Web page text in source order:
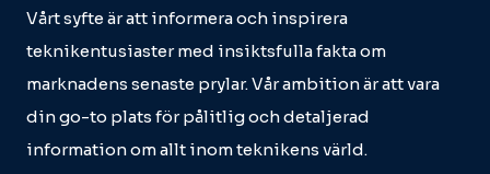
Vårt syfte är att informera och inspirera
teknikentusiaster med insiktsfulla fakta om
marknadens senaste prylar. Vår ambition är att vara
din go-to plats för pålitlig och detaljerad
information om allt inom teknikens värld.